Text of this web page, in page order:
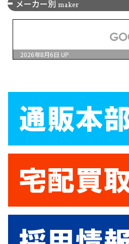
メーカー別 maker
2026年8月6日 UP